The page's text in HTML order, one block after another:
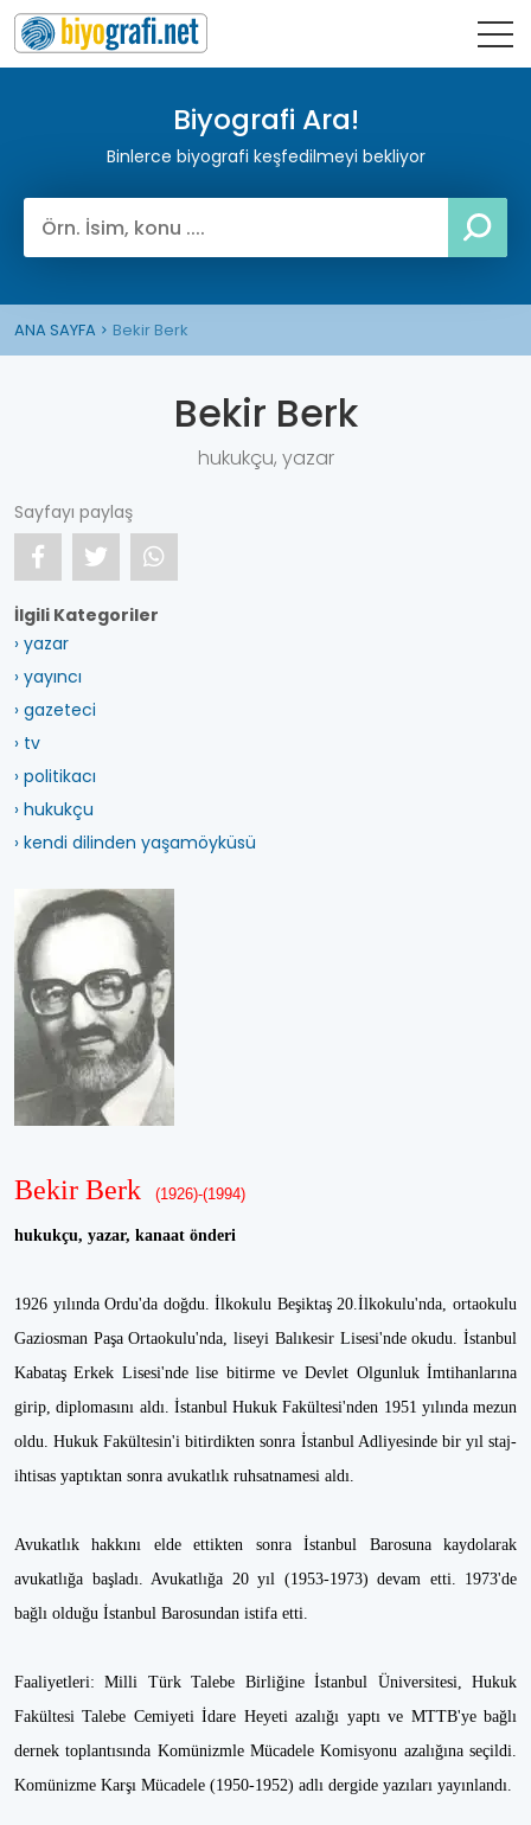
Biyografi Ara!
Binlerce biyografi keşfedilmeyi bekliyor
ANA SAYFA Bekir Berk
Bekir Berk
hukukçu, yazar
Sayfayı paylaş
İlgili Kategoriler
› yazar
› yayıncı
› gazeteci
› tv
› politikacı
› hukukçu
› kendi dilinden yaşamöyküsü
Bekir Berk (1926)-(1994)
hukukçu, yazar, kanaat önderi
1926 yılında Ordu'da doğdu. İlkokulu Beşiktaş 20.İlkokulu'nda, ortaokulu
Gaziosman Paşa Ortaokulu'nda, liseyi Balıkesir Lisesi'nde okudu. İstanbul
Kabataş Erkek Lisesi'nde lise bitirme ve Devlet Olgunluk İmtihanlarına
girip, diplomasını aldı. İstanbul Hukuk Fakültesi'nden 1951 yılında mezun
oldu. Hukuk Fakültesin'i bitirdikten sonra İstanbul Adliyesinde bir yıl staj-
ihtisas yaptıktan sonra avukatlık ruhsatnamesi aldı.
Avukatlık hakkını elde ettikten sonra İstanbul Barosuna kaydolarak
avukatlığa başladı. Avukatlığa 20 yıl (1953-1973) devam etti. 1973'de
bağlı olduğu İstanbul Barosundan istifa etti.
Faaliyetleri: Milli Türk Talebe Birliğine İstanbul Üniversitesi, Hukuk
Fakültesi Talebe Cemiyeti İdare Heyeti azalığı yaptı ve MTTB'ye bağlı
dernek toplantısında Komünizmle Mücadele Komisyonu azalığına seçildi.
Komünizme Karşı Mücadele (1950-1952) adlı dergide yazıları yayınlandı.